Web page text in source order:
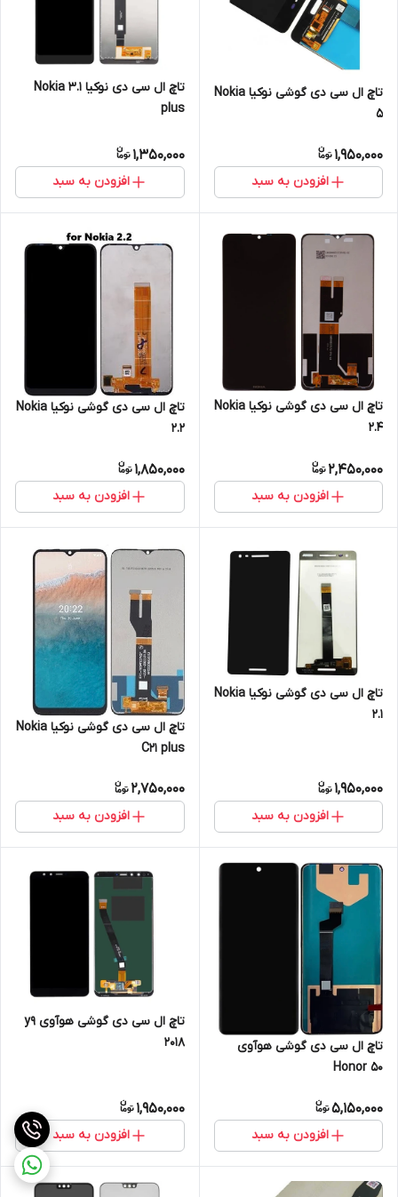
تاچ ال سی دی گوشی نوکیا Nokia
5
1,950,000
افزودن به سبد
تاچ ال سی دی نوکیا Nokia 3.1
plus
1,350,000
افزودن به سبد
تاچ ال سی دی گوشی نوکیا Nokia
2.4
2,450,000
افزودن به سبد
تاچ ال سی دی گوشی نوکیا Nokia
2.2
1,850,000
افزودن به سبد
تاچ ال سی دی گوشی نوکیا Nokia
2.1
1,950,000
افزودن به سبد
تاچ ال سی دی گوشی نوکیا Nokia
C21 plus
2,750,000
افزودن به سبد
تاچ ال سی دی گوشی هوآوی
Honor 50
5,150,000
افزودن به سبد
تاچ ال سی دی گوشی هوآوی y9
2018
1,950,000
افزودن به سبد